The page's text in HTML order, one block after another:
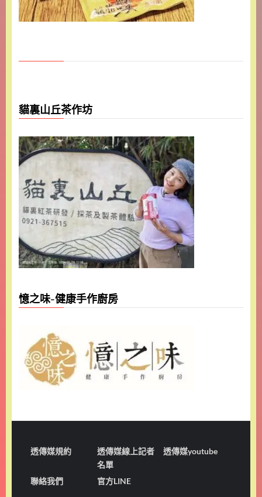
貓裏山丘茶作坊
憶之味-健康手作廚房
透傳媒規約
透傳媒線上記者
名單
透傳媒youtube
聯絡我們 官方LINE